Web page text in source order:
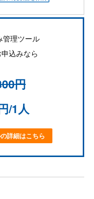
管理ツール
込みなら
円
/1人
詳細はこちら